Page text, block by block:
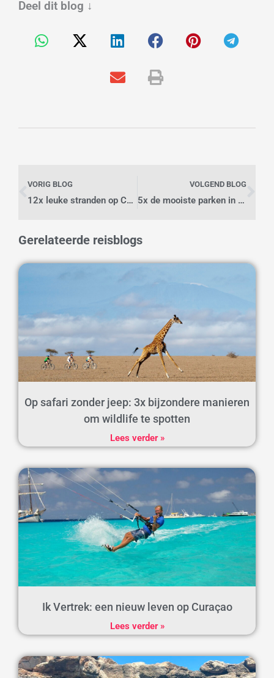
Deel dit blog ↓
VORIG BLOG
12x leuke stranden op Curaçao
VOLGEND BLOG
5x de mooiste parken in Parijs
Gerelateerde reisblogs
Op safari zonder jeep: 3x bijzondere manieren
om wildlife te spotten
Lees verder »
Ik Vertrek: een nieuw leven op Curaçao
Lees verder »